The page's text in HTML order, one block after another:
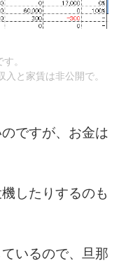
。
と家賃は非公開で。
ですが、お金は
したりするのも
いるので、旦那